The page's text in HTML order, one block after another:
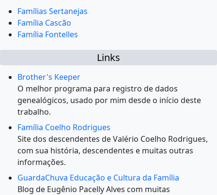
Famílias Sertanejas
Família Cascão
Família Fontelles
Links
Brother's Keeper
O melhor programa para registro de dados
genealógicos, usado por mim desde o início deste
trabalho.
Família Coelho Rodrigues
Site dos descendentes de Valério Coelho Rodrigues,
com sua história, descendentes e muitas outras
informações.
GuardaChuva Educação e Cultura da Família
Blog de Eugênio Pacelly Alves com muitas